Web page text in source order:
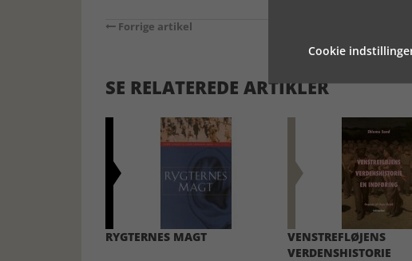
Forrige artikel
SE RELATEREDE ARTIKLER
RYGTERNES MAGT
VENSTREFLØJENS
VERDENSHISTORIE
Cookie